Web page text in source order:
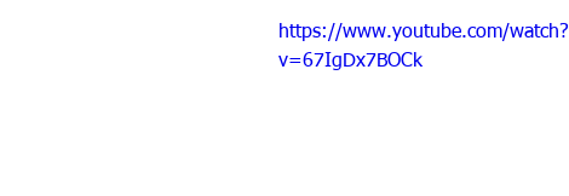
https://www.youtube.com/watch?
v=67IgDx7BOCk